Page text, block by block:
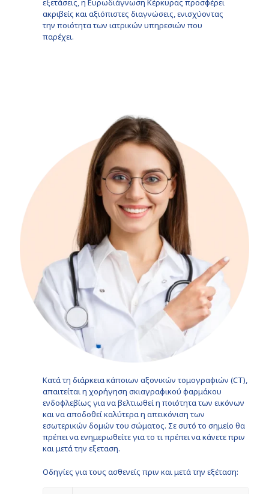
εξετάσεις, η Ευρωδιάγνωση Κέρκυρας προσφέρει
ακριβείς και αξιόπιστες διαγνώσεις, ενισχύοντας
την ποιότητα των ιατρικών υπηρεσιών που
παρέχει.
Κατά τη διάρκεια κάποιων αξονικών τομογραφιών (CT),
απαιτείται η χορήγηση σκιαγραφικού φαρμάκου
ενδοφλεβίως για να βελτιωθεί η ποιότητα των εικόνων
και να αποδοθεί καλύτερα η απεικόνιση των
εσωτερικών δομών του σώματος. Σε συτό το σημείο θα
πρέπει να ενημερωθείτε για το τι πρέπει να κάνετε πριν
και μετά την εξεταση.
Οδηγίες για τους ασθενείς πριν και μετά την εξέταση: